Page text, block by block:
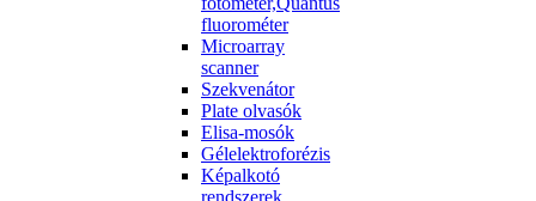
fluorométer
Microarray
scanner
Szekvenátor
Plate olvasók
Elisa-mosók
Gélelektroforézis
Képalkotó
rendszerek